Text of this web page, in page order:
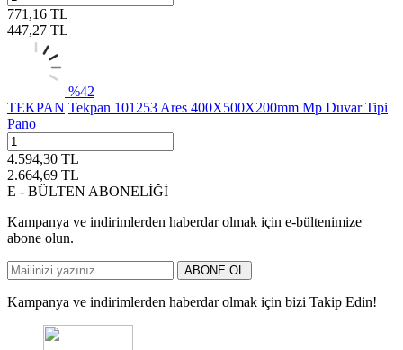
771,16 TL
447,27 TL
%42
TEKPAN Tekpan 101253 Ares 400X500X200mm Mp Duvar Tipi
Pano
4.594,30 TL
2.664,69 TL
E - BÜLTEN ABONELİĞİ
Kampanya ve indirimlerden haberdar olmak için e-bültenimize
abone olun.
ABONE OL
Kampanya ve indirimlerden haberdar olmak için bizi Takip Edin!